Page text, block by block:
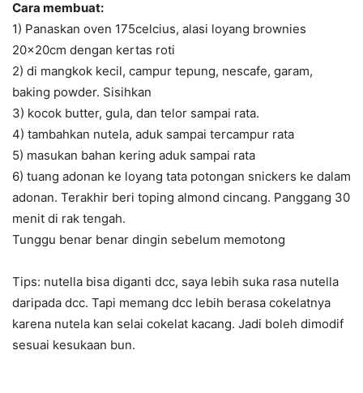
Cara membuat:
1) Panaskan oven 175celcius, alasi loyang brownies
20x20cm dengan kertas roti
2) di mangkok kecil, campur tepung, nescafe, garam,
baking powder. Sisihkan
3) kocok butter, gula, dan telor sampai rata.
4) tambahkan nutela, aduk sampai tercampur rata
5) masukan bahan kering aduk sampai rata
6) tuang adonan ke loyang tata potongan snickers ke dalam
adonan. Terakhir beri toping almond cincang. Panggang 30
menit di rak tengah.
Tunggu benar benar dingin sebelum memotong
Tips: nutella bisa diganti dcc, saya lebih suka rasa nutella
daripada dcc. Tapi memang dcc lebih berasa cokelatnya
karena nutela kan selai cokelat kacang. Jadi boleh dimodif
sesuai kesukaan bun.